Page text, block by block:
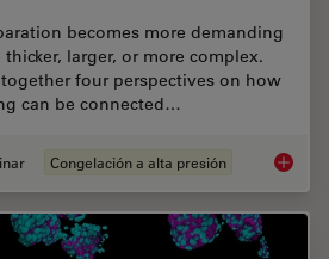
becomes more demanding
larger, or more complex.
four perspectives on how
can be connected…
Congelación a alta presión Cryo-